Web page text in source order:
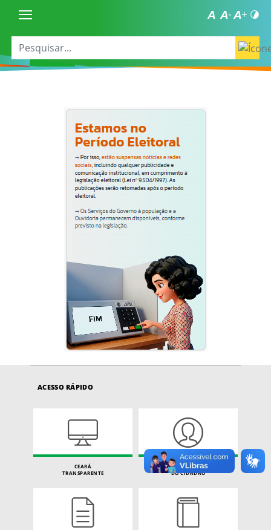
ACESSO RÁPIDO
CEARÁ
TRANSPARENTE
CARTA DE SERVIÇOS
DO CIDADÃO